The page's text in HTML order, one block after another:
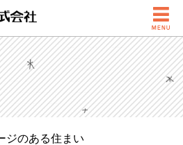

ジのある住まい